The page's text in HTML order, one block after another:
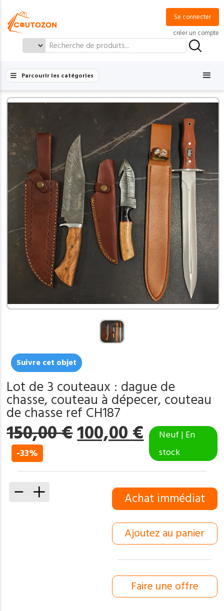
Search
Se connecter
créer un compte
Parcourir les catégories
Suivre cet objet
Lot de 3 couteaux : dague de
chasse, couteau à dépecer, couteau
de chasse ref CH187
150,00€Le
initial
était :
150,00 €.
100,00€Le
prix
actuel
est :
100,00 €.
-33%
Neuf | En
stock
quantité
Achat immédiat
Ajoutez au panier
Faire une offre